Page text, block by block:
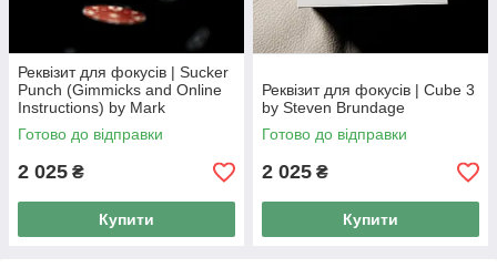
Реквізит для фокусів | Sucker
Punch (Gimmicks and Online
Instructions) by Mark
Southworth
Готово до відправки
2 025 ₴
Купити
Реквізит для фокусів | Cube 3
by Steven Brundage
Готово до відправки
2 025 ₴
Купити